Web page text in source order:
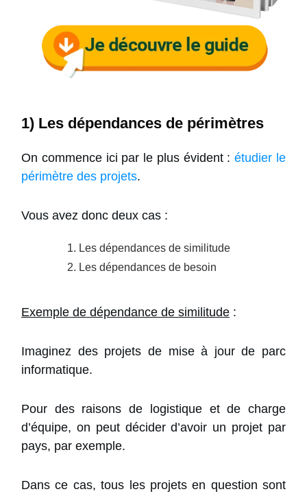
1) Les dépendances de périmètres
On commence ici par le plus évident :étudier le
périmètre des projets.
Vous avez donc deux cas :
Les dépendances de similitude
Les dépendances de besoin
Exemple de dépendance de similitude :
Imaginez des projets de mise à jour de parc
informatique.
Pour des raisons de logistique et de charge
d’équipe, on peut décider d’avoir un projet par
pays, par exemple.
Dans ce cas, tous les projets en question sont